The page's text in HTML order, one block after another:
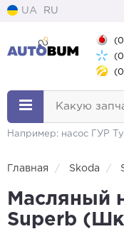
UA RU
Какую
Например: насос ГУР
Главная Skoda
Масляный
Superb